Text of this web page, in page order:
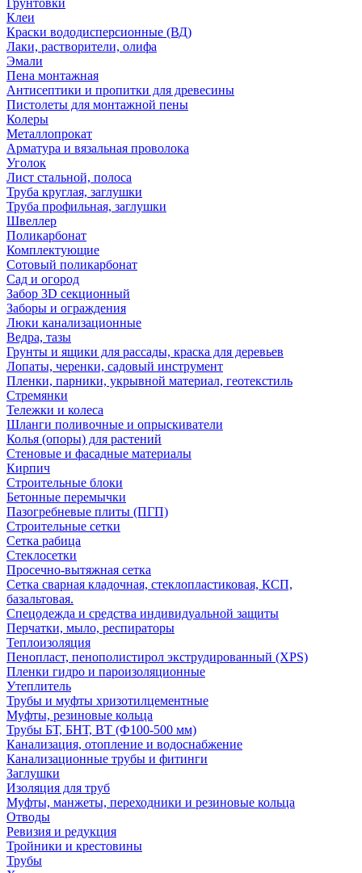
Грунтовки
Клеи
Краски вододисперсионные (ВД)
Лаки, растворители, олифа
Эмали
Пена монтажная
Антисептики и пропитки для древесины
Пистолеты для монтажной пены
Колеры
Металлопрокат
Арматура и вязальная проволока
Уголок
Лист стальной, полоса
Труба круглая, заглушки
Труба профильная, заглушки
Швеллер
Поликарбонат
Комплектующие
Сотовый поликарбонат
Сад и огород
Забор 3D секционный
Заборы и ограждения
Люки канализационные
Ведра, тазы
Грунты и ящики для рассады, краска для деревьев
Лопаты, черенки, садовый инструмент
Пленки, парники, укрывной материал, геотекстиль
Стремянки
Тележки и колеса
Шланги поливочные и опрыскиватели
Колья (опоры) для растений
Стеновые и фасадные материалы
Кирпич
Строительные блоки
Бетонные перемычки
Пазогребневые плиты (ПГП)
Строительные сетки
Сетка рабица
Стеклосетки
Просечно-вытяжная сетка
Сетка сварная кладочная, стеклопластиковая, КСП,
базальтовая.
Спецодежда и средства индивидуальной защиты
Перчатки, мыло, респираторы
Теплоизоляция
Пенопласт, пенополистирол экструдированный (XPS)
Пленки гидро и пароизоляционные
Утеплитель
Трубы и муфты хризотилцементные
Муфты, резиновые кольца
Трубы БТ, БНТ, ВТ (Ф100-500 мм)
Канализация, отопление и водоснабжение
Канализационные трубы и фитинги
Заглушки
Изоляция для труб
Муфты, манжеты, переходники и резиновые кольца
Отводы
Ревизия и редукция
Тройники и крестовины
Трубы